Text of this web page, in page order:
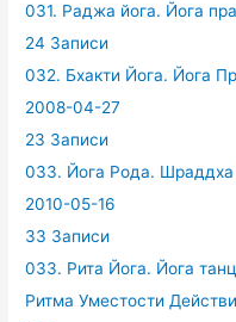
031. Раджа йога. Йога
24 Записи
032. Бхакти Йога. Йога
2008-04-27
23 Записи
033. Йога Рода. Шраддха
2010-05-16
33 Записи
033. Рита Йога. Йога
Ритма Уместости